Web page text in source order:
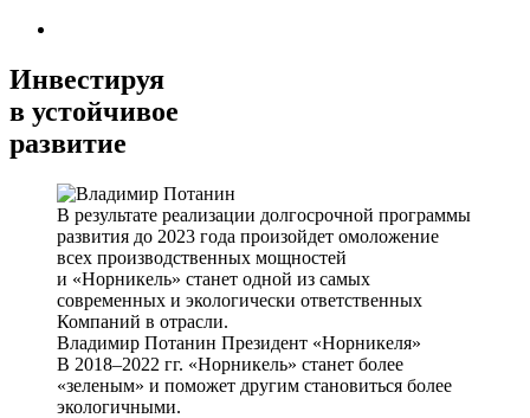
Инвестируя
в устойчивое
развитие
В результате реализации долгосрочной программы
развития до 2023 года произойдет омоложение
всех производственных мощностей
и «Норникель» станет одной из самых
современных и экологически ответственных
Компаний в отрасли.
Владимир Потанин Президент «Норникеля»
В 2018–2022 гг. «Норникель» станет более
«зеленым» и поможет другим становиться более
экологичными.